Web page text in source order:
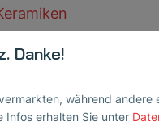
bei der
ausgesetzt
Danke!
während
Infos erhalten Sie unter